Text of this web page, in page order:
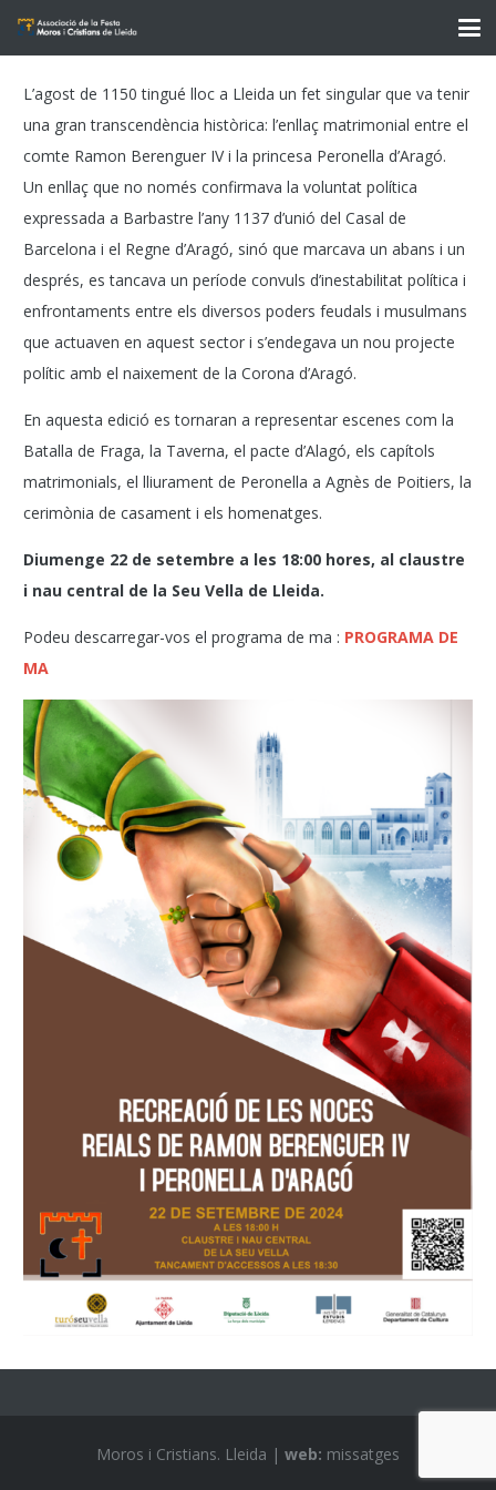
L’agost de 1150 tingué lloc a Lleida un fet singular que va tenir
una gran transcendència històrica: l’enllaç matrimonial entre el
comte Ramon Berenguer IV i la princesa Peronella d’Aragó.
Un enllaç que no només confirmava la voluntat política
expressada a Barbastre l’any 1137 d’unió del Casal de
Barcelona i el Regne d’Aragó, sinó que marcava un abans i un
després, es tancava un període convuls d’inestabilitat política i
enfrontaments entre els diversos poders feudals i musulmans
que actuaven en aquest sector i s’endegava un nou projecte
polític amb el naixement de la Corona d’Aragó.
En aquesta edició es tornaran a representar escenes com la
Batalla de Fraga, la Taverna, el pacte d’Alagó, els capítols
matrimonials, el lliurament de Peronella a Agnès de Poitiers, la
cerimònia de casament i els homenatges.
Diumenge 22 de setembre a les 18:00 hores, al claustre
i nau central de la Seu Vella de Lleida.
Podeu descarregar-vos el programa de ma : PROGRAMA DE
MA
Moros i Cristians. Lleida | web: missatges